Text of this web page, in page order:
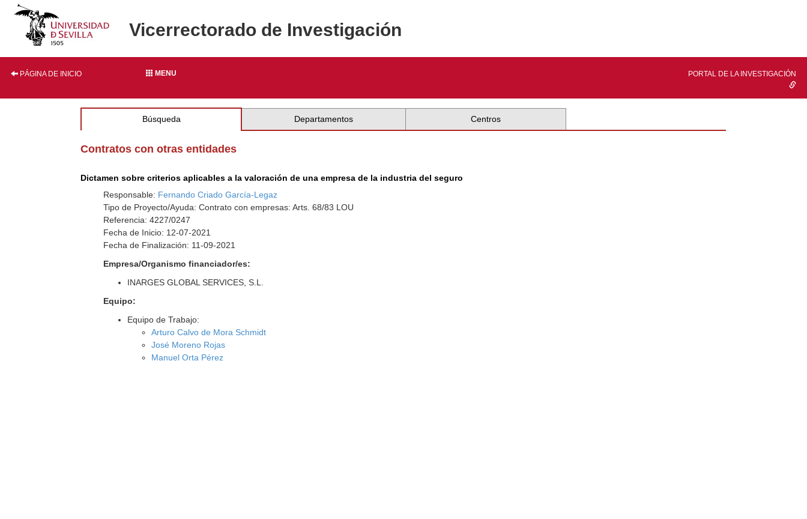
Vicerrectorado de Investigación
PÁGINA DE INICIO MENU PORTAL DE LA INVESTIGACIÓN
Búsqueda Departamentos Centros
Contratos con otras entidades
Dictamen sobre criterios aplicables a la valoración de una empresa de la industria del seguro
Responsable: Fernando Criado García-Legaz
Tipo de Proyecto/Ayuda: Contrato con empresas: Arts. 68/83 LOU
Referencia: 4227/0247
Fecha de Inicio: 12-07-2021
Fecha de Finalización: 11-09-2021
Empresa/Organismo financiador/es:
INARGES GLOBAL SERVICES, S.L.
Equipo:
Equipo de Trabajo:
Arturo Calvo de Mora Schmidt
José Moreno Rojas
Manuel Orta Pérez